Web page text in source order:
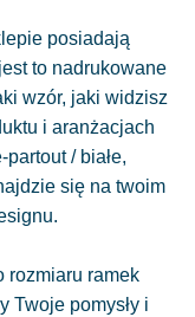
posiadają
to nadrukowane
wzór, jaki widzisz
i aranżacjach
/ białe,
się na twoim
rozmiaru ramek
Twoje pomysły i